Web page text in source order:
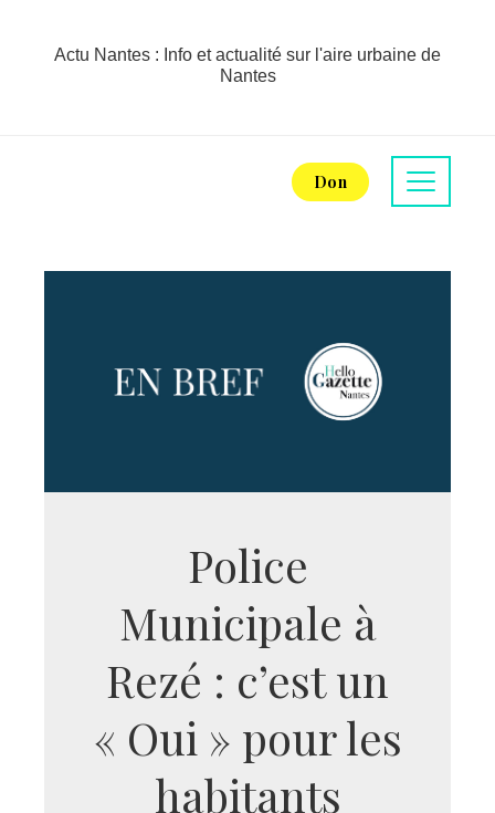
Actu Nantes : Info et actualité sur l'aire urbaine de
Nantes
Don
Police
Municipale à
Rezé : c’est un
« Oui » pour les
habitants